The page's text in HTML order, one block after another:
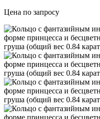
Цена по запросу